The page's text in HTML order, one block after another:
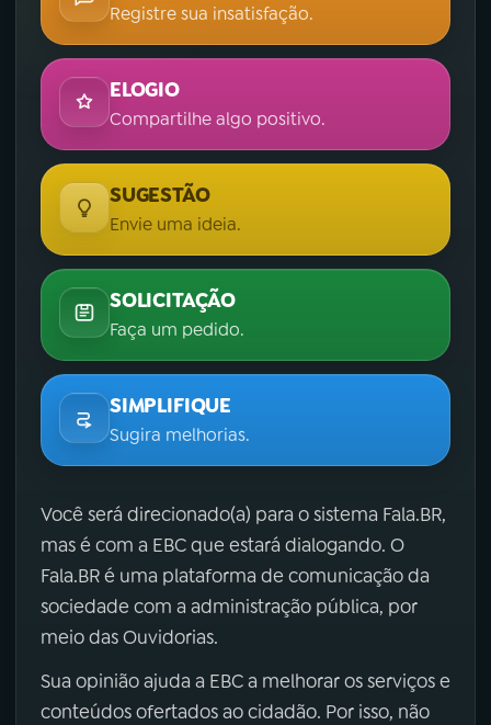
Registre sua insatisfação.
ELOGIO
Compartilhe algo positivo.
SUGESTÃO
Envie uma ideia.
SOLICITAÇÃO
Faça um pedido.
SIMPLIFIQUE
Sugira melhorias.
Você será direcionado(a) para o sistema Fala.BR,
mas é com a EBC que estará dialogando. O
Fala.BR é uma plataforma de comunicação da
sociedade com a administração pública, por
meio das Ouvidorias.
Sua opinião ajuda a EBC a melhorar os serviços e
conteúdos ofertados ao cidadão. Por isso, não